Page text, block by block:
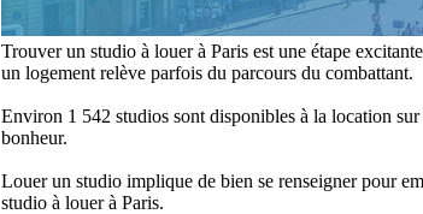
Trouver un studio à louer à Paris est une étape
un logement relève parfois du parcours du combattant.
Environ 1 542 studios sont disponibles à la location
bonheur.
Louer un studio implique de bien se renseigner pour
studio à louer à Paris.